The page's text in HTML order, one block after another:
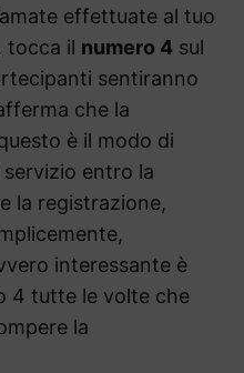
effettuate al tuo
tocca il numero 4 sul
sentiranno
che la
è il modo di
entro la
la registrazione,
interessante è
4 tutte le volte che
la